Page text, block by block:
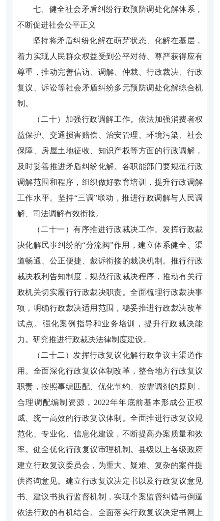
七、健全社会矛盾纠纷行政预防调处化解体系，
不断促进社会公平正义
坚持将矛盾纠纷化解在萌芽状态、化解在基层，
着力实现人民群众权益受到公平对待、尊严获得应有
尊重，推动完善信访、调解、仲裁、行政裁决、行政
复议、诉讼等社会矛盾纠纷多元预防调处化解综合机
制。
（二十）加强行政调解工作。依法加强消费者权
益保护、交通损害赔偿、治安管理、环境污染、社会
保障、房屋土地征收、知识产权等方面的行政调解，
及时妥善推进矛盾纠纷化解。各职能部门要规范行政
调解范围和程序，组织做好教育培训，提升行政调解
工作水平。坚持“三调”联动，推进行政调解与人民调
解、司法调解有效衔接。
（二十一）有序推进行政裁决工作。发挥行政裁
决化解民事纠纷的“分流阀”作用，建立体系健全、渠
道畅通、公正便捷、裁诉衔接的裁决机制。推行行政
裁决权利告知制度，规范行政裁决程序，推动有关行
政机关切实履行行政裁决职责。全面梳理行政裁决事
项，明确行政裁决适用范围，稳妥推进行政裁决改革
试点。强化案例指导和业务培训，提升行政裁决能
力。研究推进行政裁决法律制度建设。
（二十二）发挥行政复议化解行政争议主渠道作
用。全面深化行政复议体制改革，整合地方行政复议
职责，按照事编匹配、优化节约、按需调剂的原则，
合理调配编制资源，2022年年底前基本形成公正权
威、统一高效的行政复议体制。全面推进行政复议规
范化、专业化、信息化建设，不断提高办案质量和效
率。健全优化行政复议审理机制。县级以上各级政府
建立行政复议委员会，为重大、疑难、复杂的案件提
供咨询意见。建立行政复议决定书以及行政复议意见
书、建议书执行监督机制，实现个案监督纠错与倒逼
依法行政的有机结合。全面落实行政复议决定书网上